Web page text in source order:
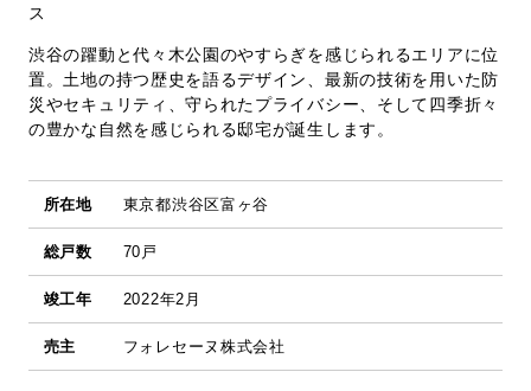
ス
渋谷の躍動と代々木公園のやすらぎを感じられるエリアに位
置。土地の持つ歴史を語るデザイン、最新の技術を用いた防
災やセキュリティ、守られたプライバシー、そして四季折々
の豊かな自然を感じられる邸宅が誕生します。
所在地 東京都渋谷区富ヶ谷
総戸数 70戸
竣工年 2022年2月
売主 フォレセーヌ株式会社